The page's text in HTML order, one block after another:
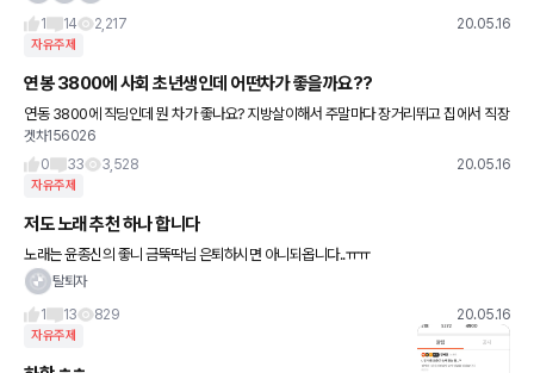
1
14 2,217 20.05.16
자유주제
연봉 3800에 사회 초년생인데 어떤차가 좋을까요??
연동 3800에 직딩인데 뭔 차가 좋나요? 지방살이해서 주말마다 장거리뛰고 집에서 직장
까지는 차로 5분정도 거리 주말마다 차 끌고 놀러댕길 계획은 있으나 쉽진 않을 것 같아
요. 차 사고싶
겟차156026
0
33 3,528 20.05.16
자유주제
저도 노래 추천 하나 합니다
노래는 윤종신의 좋니 금뚝딱님 은퇴하시면 아니되옵니다..ㅠㅠ
탈퇴자
1
13 829 20.05.16
자유주제